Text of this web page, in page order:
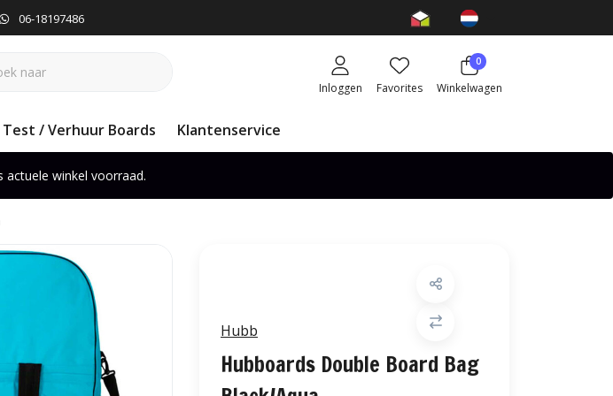
06-18197486
Inloggen Favorites
0
Winkelwagen
Test / Verhuur Boards Klantenservice
actuele winkel voorraad.
Hubb
Hubboards Double Board Bag